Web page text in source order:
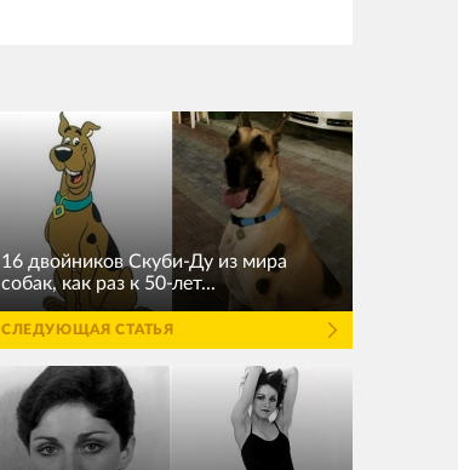
16 двойников Скуби-Ду из мира
собак, как раз к 50-лет...
СЛЕДУЮЩАЯ СТАТЬЯ